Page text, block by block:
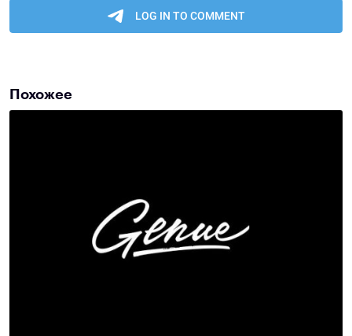
Похожее